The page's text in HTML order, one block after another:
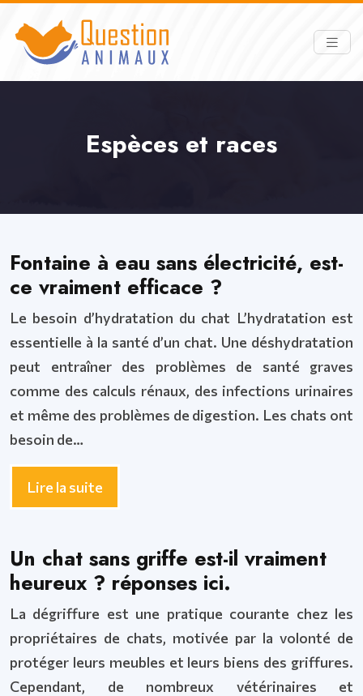
Espèces et races
Fontaine à eau sans électricité, est-
ce vraiment efficace ?
Le besoin d’hydratation du chat L’hydratation est
essentielle à la santé d’un chat. Une déshydratation
peut entraîner des problèmes de santé graves
comme des calculs rénaux, des infections urinaires
et même des problèmes de digestion. Les chats ont
besoin de…
Lire la suite
Un chat sans griffe est-il vraiment
heureux ? réponses ici.
La dégriffure est une pratique courante chez les
propriétaires de chats, motivée par la volonté de
protéger leurs meubles et leurs biens des griffures.
Cependant, de nombreux vétérinaires et